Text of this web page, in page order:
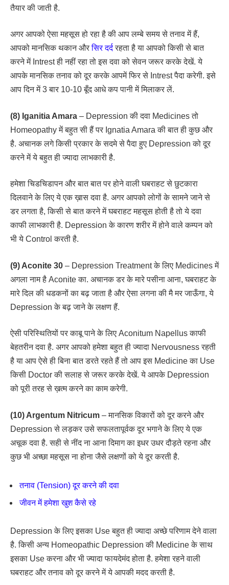
तैयार की जाती है.
अगर आपको ऐसा महसूस हो रहा है की आप लम्बे समय से तनाव में हैं,
आपको मानसिक थकान औरसिर दर्दरहता है या आपको किसी से बात
करने में Intrest ही नहीं रहा तो इस दवा को सेवन जरूर करके देखें. ये
आपके मानसिक तनाव को दूर करके आपमें फिर से Intrest पैदा करेगी. इसे
आप दिन में 3 बार 10-10 बूँद आधे कप पानी में मिलाकर लें.
(8) Iganitia Amara – Depression की दवा Medicines तो
Homeopathy में बहुत सी हैं पर Ignatia Amara की बात ही कुछ और
है. अचानक लगे किसी प्रकार के सदमे से पैदा हुए Depression को दूर
करने में ये बहुत ही ज्यादा लाभकारी है.
हमेशा चिडचिडापन और बात बात पर होने वाली घबराहट से छुटकारा
दिलवाने के लिए ये एक ख़ास दवा है. अगर आपको लोगों के सामने जाने से
डर लगता है, किसी से बात करने में घबराहट महसूस होती है तो ये दवा
काफी लाभकारी है. Depression के कारण शरीर में होने वाले कम्पन को
भी ये Control करती है.
(9) Aconite 30 – Depression Treatment के लिए Medicines में
अगला नाम है Aconite का. अचानक डर के मारे पसीना आना, घबराहट के
मारे दिल की धडकनों का बढ़ जाता है और ऐसा लगना की मै मर जाऊँगा, ये
Depression के बढ़ जाने के लक्षण हैं.
ऐसी परिस्थितियों पर काबू पाने के लिए Aconitum Napellus काफी
बेहतरीन दवा है. अगर आपको हमेशा बहुत ही ज्यादा Nervousness रहती
है या आप ऐसे ही बिना बात डरते रहते हैं तो आप इस Medicine का Use
किसी Doctor की सलाह से जरूर करके देखें. ये आपके Depression
को पूरी तरह से ख़त्म करने का काम करेगी.
(10) Argentum Nitricum – मानसिक विकारों को दूर करने और
Depression से लड़कर उसे सफलतापूर्वक दूर भगाने के लिए ये एक
अचूक दवा है. सही से नींद ना आना दिमाग का इधर उधर दौड़ते रहना और
कुछ भी अच्छा महसूस ना होना जैसे लक्षणों को ये दूर करती है.
तनाव (Tension) दूर करने की दवा
जीवन में हमेशा खुश कैसे रहे
Depression के लिए इसका Use बहुत ही ज्यादा अच्छे परिणाम देने वाला
है. किसी अन्य Homeopathic Depression की Medicine के साथ
इसका Use करना और भी ज्यादा फायदेमंद होता है. हमेशा रहने वाली
घबराहट और तनाव को दूर करने में ये आपकी मदद करती है.